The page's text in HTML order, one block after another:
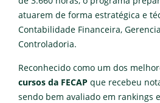
atuarem de forma estratégica e
Contabilidade Financeira,
Controladoria.
Reconhecido como um dos
cursos da FECAP que recebeu
sendo bem avaliado em rankings